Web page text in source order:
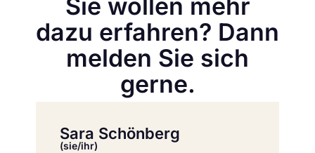
dazu erfahren? Dann
melden Sie sich
gerne.
Sara Schönberg
(sie/ihr)